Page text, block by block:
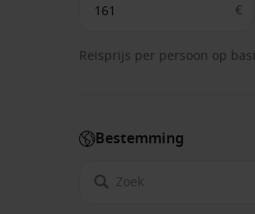
€
Reisprijs per persoon op
Bestemming